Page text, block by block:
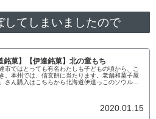
してしまいましたので
銘菓】【伊達銘菓】北の童もち
市ではとっても有名わたしも子どもの頃から、こ
。本州では、信玄餅に当たります。老舗和菓子屋
」さん購入はこちらから北海道伊達っこのソウルス
美味しいんですよね。一つ取ろうとすると、必ず、
2020.01.15